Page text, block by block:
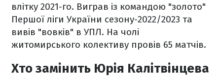
влітку 2021-го. Виграв із командою "золото"
Першої ліги України сезону-2022/2023 та
вивів "вовків" в УПЛ. На чолі
житомирського колективу провів 65 матчів.
Хто замінить Юрія Калітвінцева